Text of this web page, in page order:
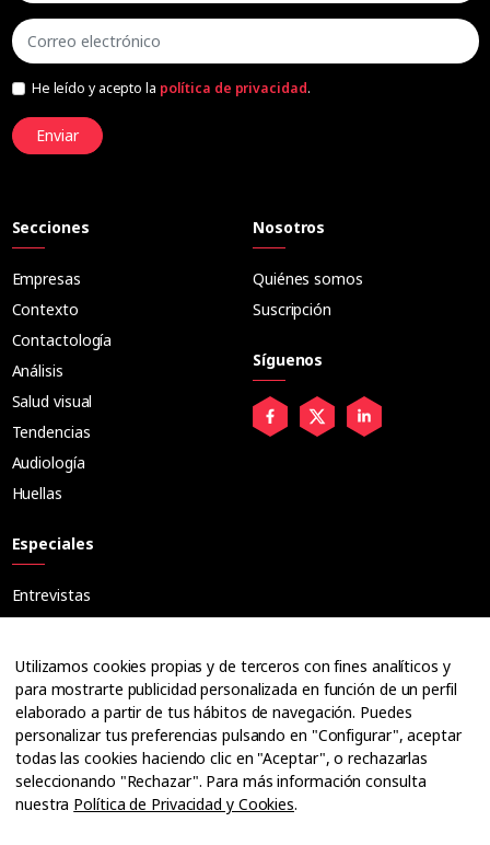
He leído y acepto la política de privacidad.
Enviar
Secciones
Empresas
Contexto
Contactología
Análisis
Salud visual
Tendencias
Audiología
Huellas
Especiales
Entrevistas
Ópticos
Cuadernos
Guías
Dossier
Anuarios
Ofertas de empleo
Nosotros
Quiénes somos
Suscripción
Síguenos
Utilizamos cookies propias y de terceros con fines analíticos y
para mostrarte publicidad personalizada en función de un perfil
elaborado a partir de tus hábitos de navegación. Puedes
personalizar tus preferencias pulsando en "Configurar", aceptar
todas las cookies haciendo clic en "Aceptar", o rechazarlas
seleccionando "Rechazar". Para más información consulta
nuestra Política de Privacidad y Cookies.